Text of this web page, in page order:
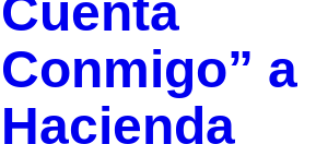
Cuenta
Conmigo” a
Hacienda